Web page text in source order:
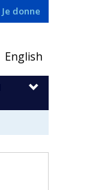
Je donne
English